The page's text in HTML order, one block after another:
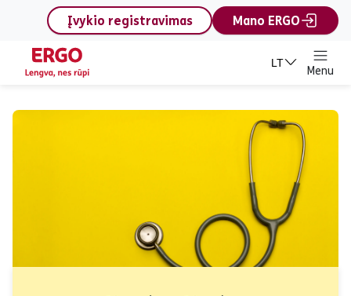
content
Įvykio registravimas
Mano ERGO
LT
Menu